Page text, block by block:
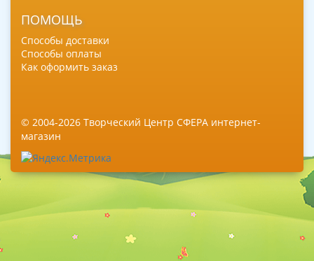
ПОМОЩЬ
Способы доставки
Способы оплаты
Как оформить заказ
© 2004-2026 Творческий Центр СФЕРА интернет-
магазин